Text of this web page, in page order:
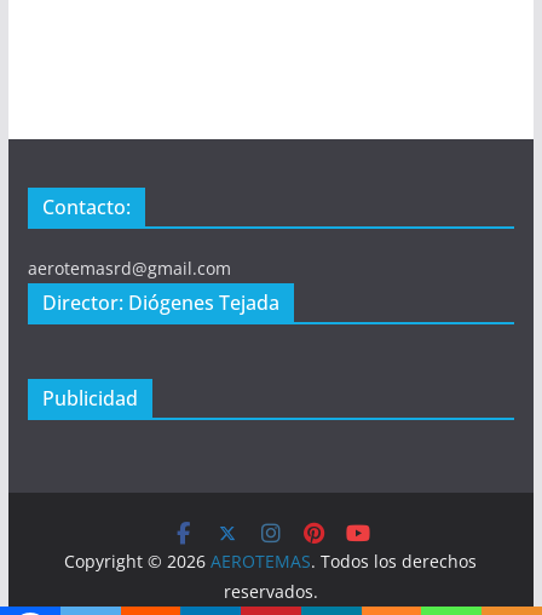
Contacto:
aerotemasrd@gmail.com
Director: Diógenes Tejada
Publicidad
Copyright © 2026AEROTEMAS. Todos los derechos
reservados.